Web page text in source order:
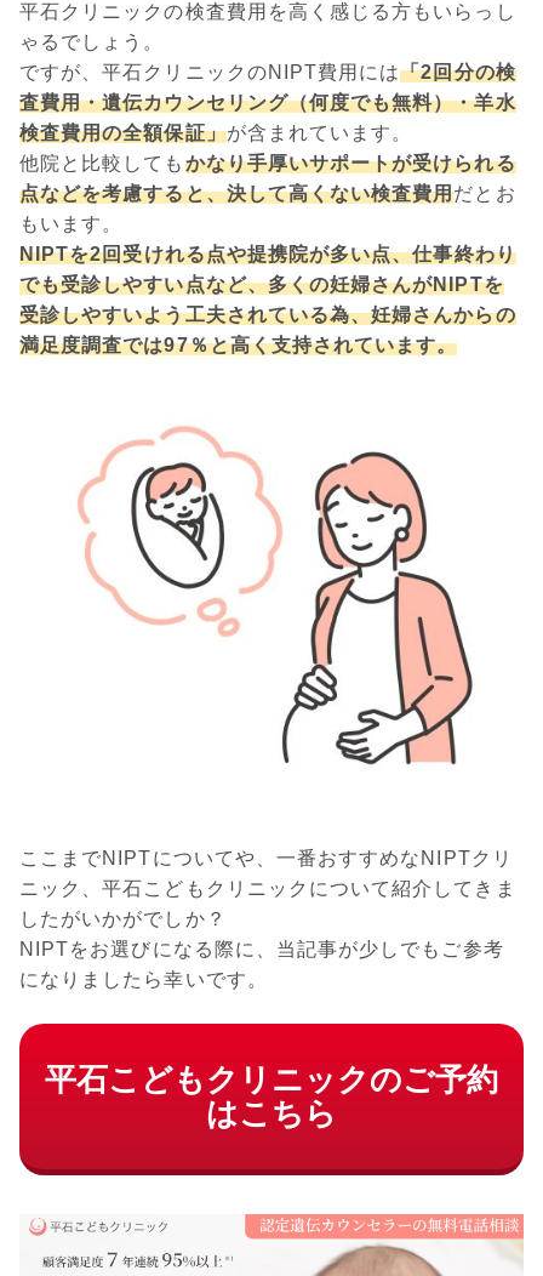
平石クリニックの検査費用を高く感じる方もいらっし
ゃるでしょう。
ですが、平石クリニックのNIPT費用には「2回分の検
査費用・遺伝カウンセリング（何度でも無料）・羊水
検査費用の全額保証」が含まれています。
他院と比較しても かなり手厚いサポートが受けられる
点などを考慮すると、決して高くない検査費用だとお
もいます。
NIPTを2回受けれる点や提携院が多い点、仕事終わり
でも受診しやすい点など、多くの妊婦さんがNIPTを
受診しやすいよう工夫されている為、妊婦さんからの
満足度調査では97％と高く支持されています。
ここまでNIPTについてや、一番おすすめなNIPTクリ
ニック、平石こどもクリニックについて紹介してきま
したがいかがでしか？
NIPTをお選びになる際に、当記事が少しでもご参考
になりましたら幸いです。
平石こどもクリニックのご予約
はこちら